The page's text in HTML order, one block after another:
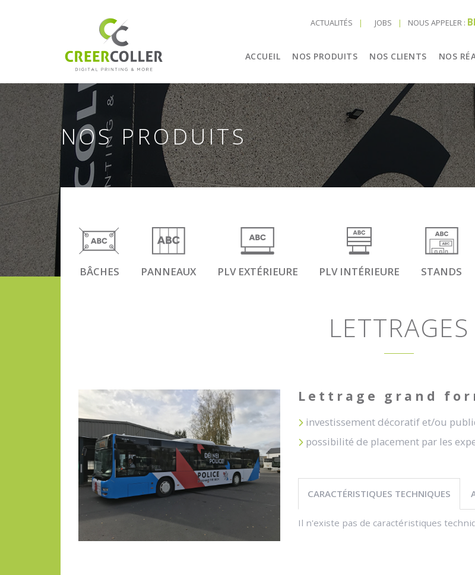
ACTUALITÉS JOBS NOUS APPELER :
ACCUEIL NOS PRODUITS NOS CLIENTS NOS
NOS PRODUITS
BÂCHES PANNEAUX PLV EXTÉRIEURE PLV INTÉRIEURE STANDS
LETTRAGES
Lettrage grand
investissement décoratif et/ou
possibilité de placement par les
CARACTÉRISTIQUES TECHNIQUES
Il n'existe pas de caractéristiques